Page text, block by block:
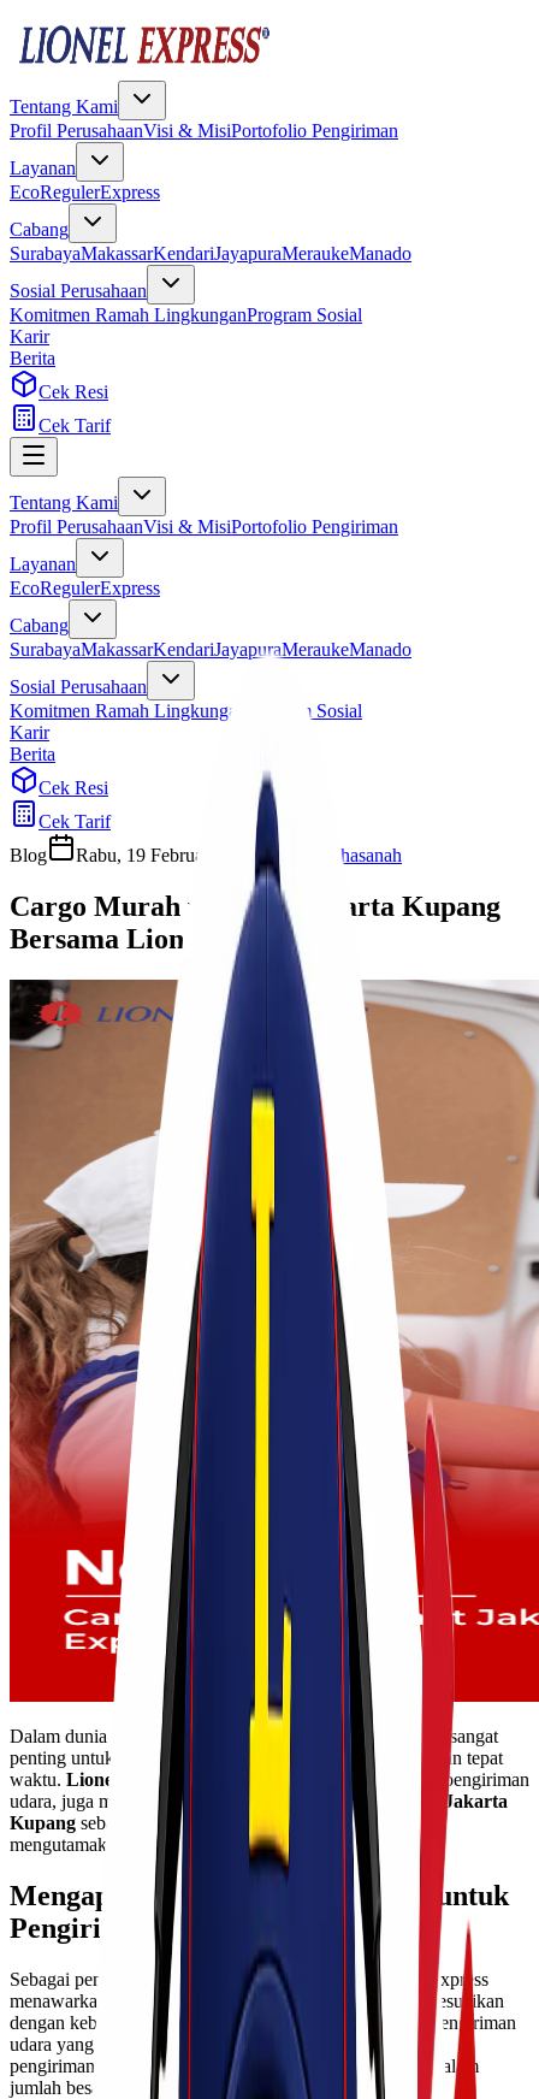
Tentang Kami
Profil PerusahaanVisi & MisiPortofolio Pengiriman
Layanan
EcoRegulerExpress
Cabang
SurabayaMakassarKendariJayapuraMeraukeManado
Sosial Perusahaan
Komitmen Ramah LingkunganProgram Sosial
Karir
Berita
Cek Resi
Cek Tarif
Tentang Kami
Profil PerusahaanVisi & MisiPortofolio Pengiriman
Layanan
EcoRegulerExpress
Cabang
SurabayaMakassarKendariJayapuraMeraukeManado
Sosial Perusahaan
Komitmen Ramah Lingkungan
Program Sosial
Karir
Berita
Cek Resi
Cek Tarif
Blog
Rabu, 19 Februari 2025 Ulfi Khasanah
Cargo Murah via Laut Jakarta Kupang
Bersama Lionel Express
Dalam dunia logistik, memilih jasa pengiriman yang tepat sangat
penting untuk memastikan barang sampai dengan aman dan tepat
waktu. Lionel Express
, yang dikenal sebagai ahli dalam pengiriman
udara, juga menyediakan layanan
cargo murah via laut Jakarta
Kupang sebagai solusi alternatif bagi pelanggan yang
mengutamakan efisiensi biaya.
Mengapa Memilih Lionel Express untuk
Pengiriman Jakarta-Kupang?
Sebagai penyedia layanan ekspedisi terpercaya, Lionel Express
menawarkan berbagai pilihan pengiriman yang dapat disesuaikan
dengan kebutuhan pelanggan. Meskipun unggul dalam pengiriman
udara yang cepat, Lionel Express juga menyediakan opsi
pengiriman laut yang lebih ekonomis untuk pengiriman dalam
jumlah besar.